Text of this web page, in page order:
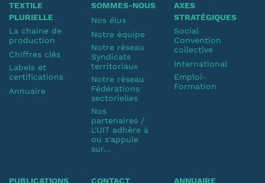
TEXTILE
PLURIELLE
La chaine de
production
Chiffres clés
Labels et
certifications
Annuaire
SOMMES-NOUS
Nos élus
Notre équipe
Notre réseau
Syndicats
territoriaux
Notre réseau
Fédérations
sectorielles
Nos
partenaires /
L'UIT adhère à
ou s'appuie
sur...
AXES
STRATÉGIQUES
Social
Convention
collective
International
Emploi-
Formation
PUBLICATIONS CONTACT ANNUAIRE